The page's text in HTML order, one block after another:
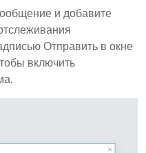
и добавите
Отправить в окне
включить